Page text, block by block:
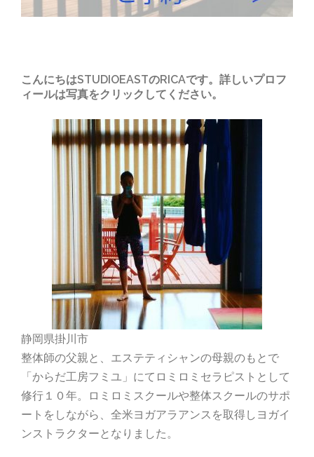
こんにちはSTUDIOEASTのRICAです。詳しいプロフ
ィールは写真をクリックしてください。
静岡県掛川市
整体師の父親と、エステティシャンの母親のもとで
「からだ工房フミユ」にてロミロミセラピストとして
修行１０年。ロミロミスクールや整体スクールのサポ
ートをしながら、全米ヨガアラアンスを取得しヨガイ
ンストラクターとなりました。